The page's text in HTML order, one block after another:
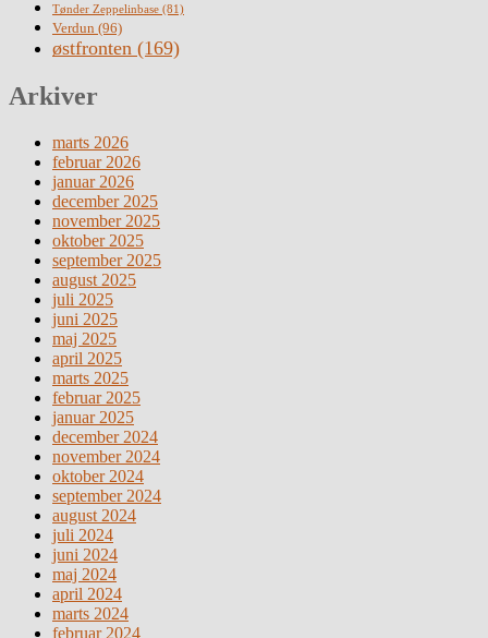
Tønder Zeppelinbase (81)
Verdun (96)
østfronten (169)
Arkiver
marts 2026
februar 2026
januar 2026
december 2025
november 2025
oktober 2025
september 2025
august 2025
juli 2025
juni 2025
maj 2025
april 2025
marts 2025
februar 2025
januar 2025
december 2024
november 2024
oktober 2024
september 2024
august 2024
juli 2024
juni 2024
maj 2024
april 2024
marts 2024
februar 2024